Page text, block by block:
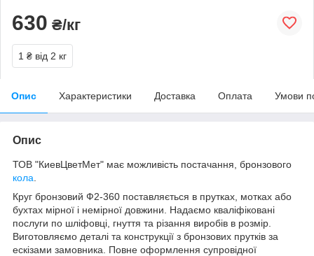
630 ₴/кг
1 ₴ від 2 кг
Опис Характеристики Доставка Оплата Умови
Опис
ТОВ "КиевЦветМет" має можливість постачання, бронзового
кола
Круг бронзовий Ф2-360 поставляється в прутках, мотках або
бухтах мірної і немірної довжини. Надаємо кваліфіковані
послуги по шліфовці, гнуття та різання виробів в розмір.
Виготовляємо деталі та конструкції з бронзових прутків за
ескізами замовника. Повне оформлення супровідної